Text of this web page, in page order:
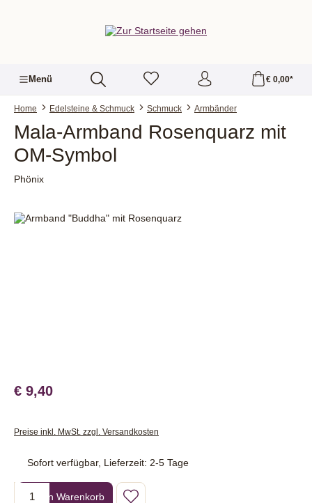
Menü € 0,00*
Home Edelsteine & Schmuck Schmuck Armbänder
Mala-Armband Rosenquarz mit
OM-Symbol
Phönix
Bildergalerie überspringen
€ 9,40
Preise inkl. MwSt. zzgl. Versandkosten
Sofort verfügbar, Lieferzeit: 2-5 Tage
Produkt Anzahl: Gib den gewünschten Wert ein oder benutze die
In den Warenkorb